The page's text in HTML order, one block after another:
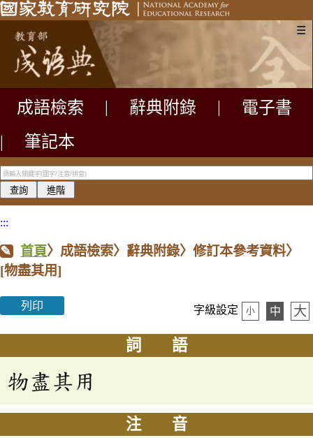
☰
成語檢索 辭典附錄
電子書
|
筆記本
:::
首頁〉成語檢索〉辭典附錄〉修訂本參考資料〉
[物盡其用]
列印 字級設定 小 中 大
詞 語
物盡其用
注 音